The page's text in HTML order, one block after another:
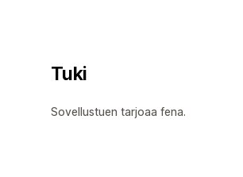
Tuki
Sovellustuen tarjoaa fena.